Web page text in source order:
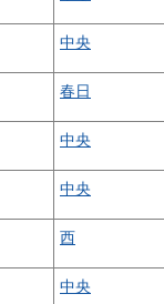
中央
春日
中央
中央
西
中央